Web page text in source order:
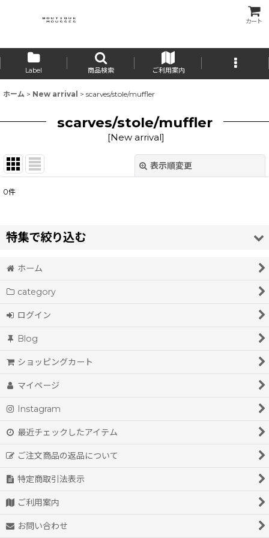
カート
Label 商品検索 ご利用案内
ホーム > New arrival > scarves/stole/muffler
scarves/stole/muffler
[New arrival]
表示順変更
並び順:
0件
特集で絞り込む
coat(spring&summer)
coat(autumn&winter)
jacket
one-piece
skirts
pants
accessories
ホーム
category
ログイン
Blog
ショッピングカート
マイページ
Instagram
最近チェックしたアイテム
ご注文商品の返品について
特定商取引法表示
ご利用案内
お問い合わせ